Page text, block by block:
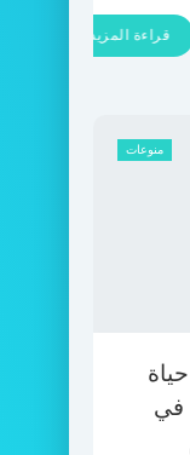
قراءة المزيد
منوعات
حياة
في